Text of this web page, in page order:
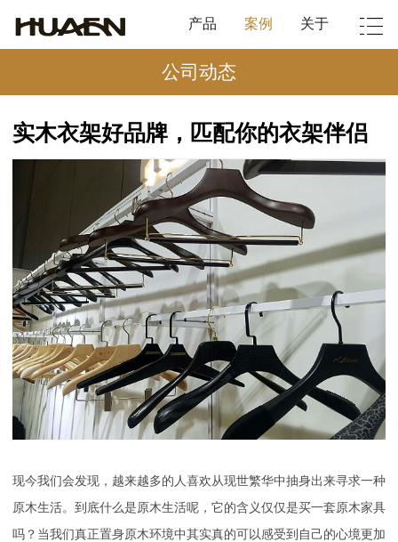
产品 案例 关于
公司动态
实木衣架好品牌，匹配你的衣架伴侣
现今我们会发现，越来越多的人喜欢从现世繁华中抽身出来寻求一种
原木生活。到底什么是原木生活呢，它的含义仅仅是买一套原木家具
吗？当我们真正置身原木环境中其实真的可以感受到自己的心境更加